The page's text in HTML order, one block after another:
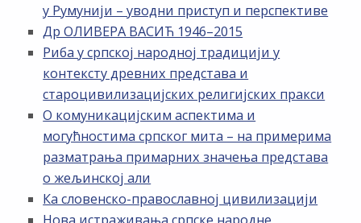
у Румунији – уводни приступ и перспективе
Др ОЛИВЕРА ВАСИЋ 1946–2015
Риба у српској народној традицији у
контексту древних представа и
староцивилизацијских религијских пракси
О комуникацијским аспектима и
могућностима српског мита – на примерима
разматрања примарних значења представа
о жељинској али
Ка словенско-православној цивилизацији